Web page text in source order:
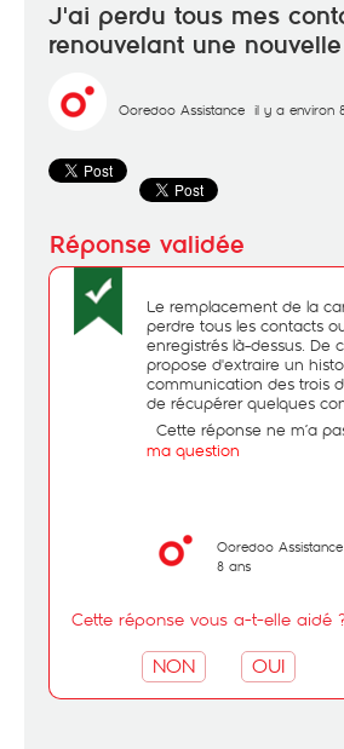
J'ai perdu tous mes
renouvelant une
Ooredoo Assistance il y a environ
Le remplacement de la
perdre tous les contacts
enregistrés là-dessus. De
propose d'extraire un
communication des trois
de récupérer quelques
Cette réponse ne m’a
ma question
Ooredoo Assistance
8 ans
Cette réponse vous a-t-elle aidé
NON OUI